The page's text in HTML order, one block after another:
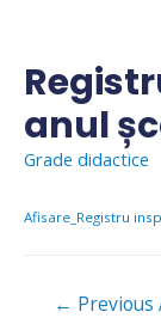
content
anul
Grade didactice
Afisare_Registru
Navigare
← Previous